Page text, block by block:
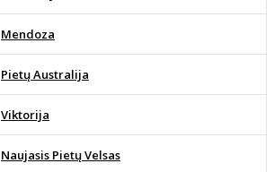
Mendoza
Pietų Australija
Viktorija
Naujasis Pietų Velsas